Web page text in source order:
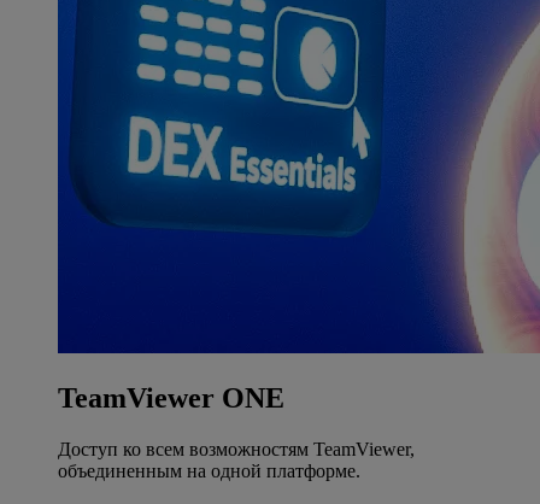
TeamViewer ONE
Доступ ко всем возможностям TeamViewer,
объединенным на одной платформе.